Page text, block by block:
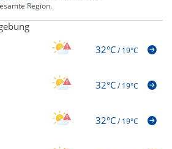
Region.
32°C/19°C
32°C/19°C
32°C/19°C